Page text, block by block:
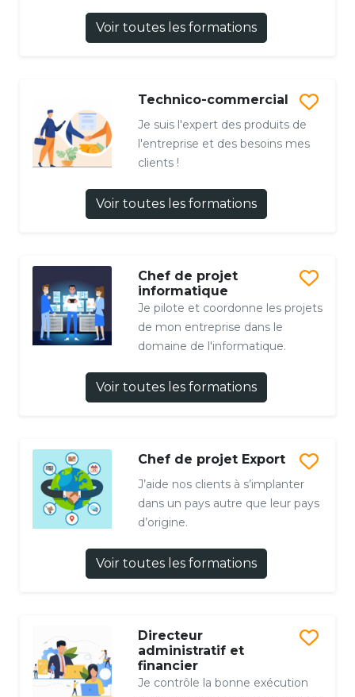
Voir toutes les formations
Technico-commercial
Je suis l'expert des produits de
l'entreprise et des besoins mes
clients !
Voir toutes les formations
Chef de projet
informatique
Je pilote et coordonne les projets
de mon entreprise dans le
domaine de l'informatique.
Voir toutes les formations
Chef de projet Export
J’aide nos clients à s’implanter
dans un pays autre que leur pays
d’origine.
Voir toutes les formations
Directeur
administratif et
financier
Je contrôle la bonne exécution